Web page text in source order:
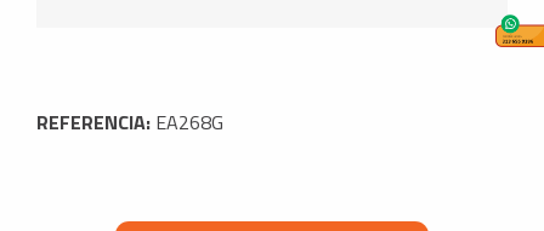
REFERENCIA: EA268G